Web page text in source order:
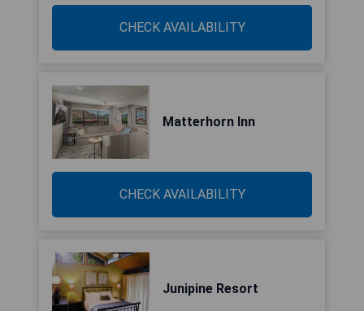
CHECK AVAILABILITY
Matterhorn Inn
CHECK AVAILABILITY
Junipine Resort